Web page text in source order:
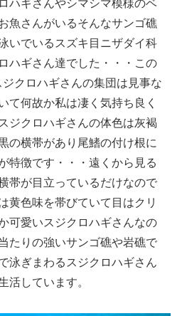
ハギさんやシマシマ模様のベ
魚さんがいるそんなサンゴ礁
いでいるスズキ目ニザダイ科
ハギさん達でした・・・この
クロハギさんの集団は見事な
て何故か私は凄く気持ち良く
ジクロハギさんの体色は灰褐
の横帯があり尾鰭の付け根に
特徴です・・・遠くから見る
帯が目立っているだけなので
黄色味を帯びていて目はクリ
可愛いスジクロハギさんなの
たりの強いサンゴ礁や岩礁で
泳ぎまわるスジクロハギさん
活しています。